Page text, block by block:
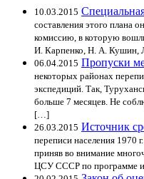
10.03.2015
составления этого плана
комиссию, в которую
И. Карпенко, Н. А.
06.04.2015 Пропуски
некоторых районах
экспедиций. Так,
больше 7 месяцев. Не
[…]
26.03.2015 Источник
переписи населения 1970
приняв во внимание
ЦСУ СССР по программе